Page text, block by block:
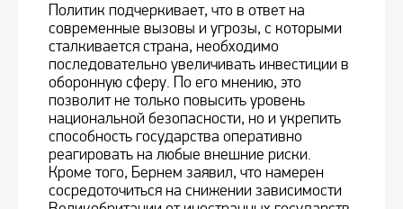
Политик подчеркивает, что в ответ на
современные вызовы и угрозы, с которыми
сталкивается страна, необходимо
последовательно увеличивать инвестиции в
оборонную сферу. По его мнению, это
позволит не только повысить уровень
национальной безопасности, но и укрепить
способность государства оперативно
реагировать на любые внешние риски.
Кроме того, Бернем заявил, что намерен
сосредоточиться на снижении зависимости